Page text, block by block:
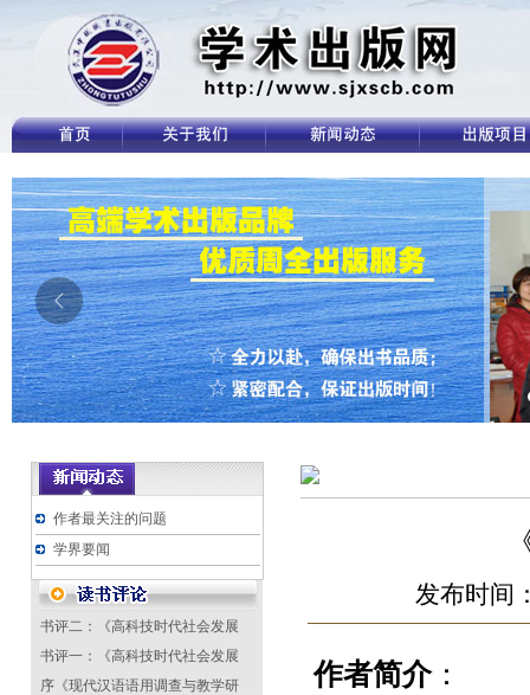
作者最关注的问题
学界要闻
书评二：《高科技时代社会发展
书评一：《高科技时代社会发展
序《现代汉语语用调查与教学研
发布时间
作者简介：